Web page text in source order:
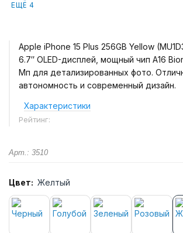
ЕЩЁ 4
Apple iPhone 15 Plus 256GB Yellow
6.7″ OLED-дисплей, мощный чип A16
Мп для детализированных фото.
автономность и современный дизайн.
Характеристики
Рейтинг:
Арт.: 3510
Цвет: Желтый